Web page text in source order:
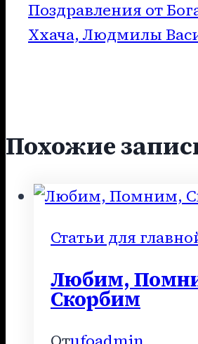
Поздравления от
Ххача, Людмилы
Похожие
Статьи для
Любим,
Скорбим